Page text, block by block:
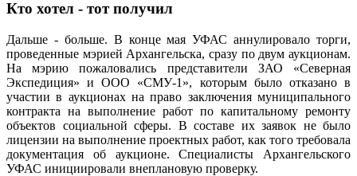
Кто хотел - тот получил
Дальше - больше. В конце мая УФАС аннулировало торги,
проведенные мэрией Архангельска, сразу по двум аукционам.
На мэрию пожаловались представители ЗАО «Северная
Экспедиция» и ООО «СМУ-1», которым было отказано в
участии в аукционах на право заключения муниципального
контракта на выполнение работ по капитальному ремонту
объектов социальной сферы. В составе их заявок не было
лицензии на выполнение проектных работ, как того требовала
документация об аукционе. Специалисты Архангельского
УФАС инициировали внеплановую проверку.